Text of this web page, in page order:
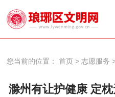
您当前的位置：首页 >志愿服务
滁州有让护健康 定